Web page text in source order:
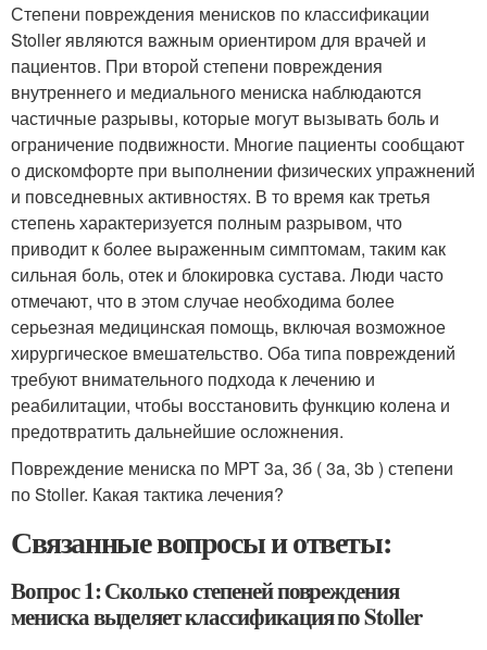
Степени повреждения менисков по классификации
Stoller являются важным ориентиром для врачей и
пациентов. При второй степени повреждения
внутреннего и медиального мениска наблюдаются
частичные разрывы, которые могут вызывать боль и
ограничение подвижности. Многие пациенты сообщают
о дискомфорте при выполнении физических упражнений
и повседневных активностях. В то время как третья
степень характеризуется полным разрывом, что
приводит к более выраженным симптомам, таким как
сильная боль, отек и блокировка сустава. Люди часто
отмечают, что в этом случае необходима более
серьезная медицинская помощь, включая возможное
хирургическое вмешательство. Оба типа повреждений
требуют внимательного подхода к лечению и
реабилитации, чтобы восстановить функцию колена и
предотвратить дальнейшие осложнения.
Повреждение мениска по МРТ 3а, 3б ( 3a, 3b ) степени
по Stoller. Какая тактика лечения?
Связанные вопросы и ответы:
Вопрос 1: Сколько степеней повреждения
мениска выделяет классификация по Stoller